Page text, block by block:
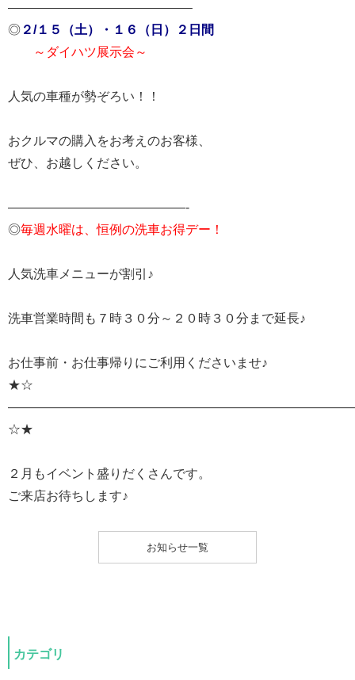
——————————————–
◎ ２/１５（土）・１６（日）２日間
～ダイハツ展示会～
人気の車種が勢ぞろい！！
おクルマの購入をお考えのお客様、
ぜひ、お越しください。
——————————————-
◎毎週水曜は、恒例の洗車お得デー！
人気洗車メニューが割引♪
洗車営業時間も７時３０分～２０時３０分まで延長♪
お仕事前・お仕事帰りにご利用くださいませ♪
★☆
☆★
２月もイベント盛りだくさんです。
ご来店お待ちします♪
お知らせ一覧
カテゴリ